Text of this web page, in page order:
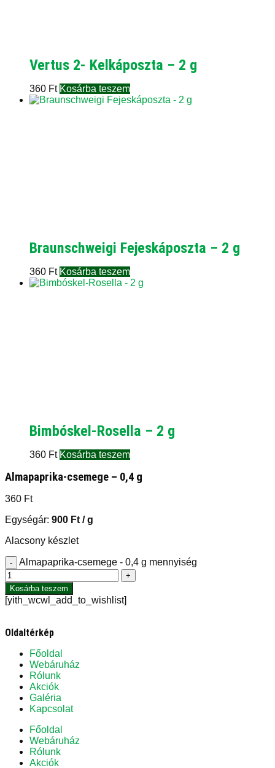
Vertus 2- Kelkáposzta – 2 g
360 Ft Kosárba teszem
Braunschweigi Fejeskáposzta – 2 g
360 Ft Kosárba teszem
Bimbóskel-Rosella – 2 g
360 Ft Kosárba teszem
Almapaprika-csemege – 0,4 g
360 Ft
Egységár: 900 Ft / g
Alacsony készlet
- Almapaprika-csemege - 0,4 g mennyiség
+
Kosárba teszem
[yith_wcwl_add_to_wishlist]
Oldaltérkép
Főoldal
Webáruház
Rólunk
Akciók
Galéria
Kapcsolat
Főoldal
Webáruház
Rólunk
Akciók